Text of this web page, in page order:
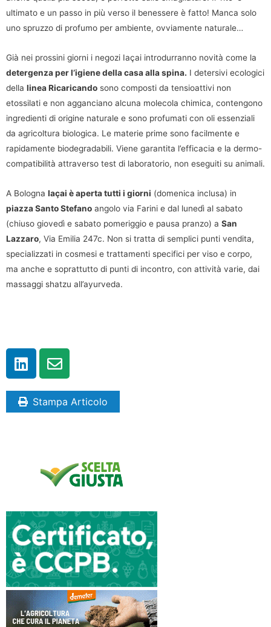
ultimato e un passo in più verso il benessere è fatto! Manca solo
uno spruzzo di profumo per ambiente, ovviamente naturale…
Già nei prossini giorni i negozi Iaçai introdurranno novità come la
detergenza per l’igiene della casa alla spina. I detersivi ecologici
della linea Ricaricando sono composti da tensioattivi non
etossilati e non agganciano alcuna molecola chimica, contengono
ingredienti di origine naturale e sono profumati con oli essenziali
da agricoltura biologica. Le materie prime sono facilmente e
rapidamente biodegradabili. Viene garantita l’efficacia e la dermo-
compatibilità attraverso test di laboratorio, non eseguiti su animali.
A Bologna Iaçai è aperta tutti i giorni (domenica inclusa) in
piazza Santo Stefano angolo via Farini e dal lunedì al sabato
(chiuso giovedì e sabato pomeriggio e pausa pranzo) a San
Lazzaro, Via Emilia 247c. Non si tratta di semplici punti vendita,
specializzati in cosmesi e trattamenti specifici per viso e corpo,
ma anche e soprattutto di punti di incontro, con attività varie, dai
massaggi shatzu all’ayurveda.
Stampa Articolo